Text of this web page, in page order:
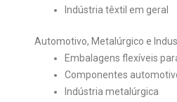
Indústria têxtil em geral
Automotivo, Metalúrgico e
Embalagens flexíveis
Componentes
Indústria metalúrgica